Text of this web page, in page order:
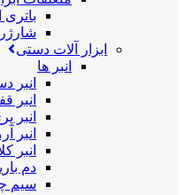
باتری
ابزار آلات دستی
انبر ها
انبر
انبر
انبر
انبر
انبر
دم
سیم